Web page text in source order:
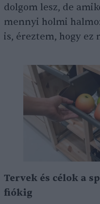
dolgom lesz, de
mennyi holmi
is, éreztem, hogy ez
Tervek és célok a
fiókig